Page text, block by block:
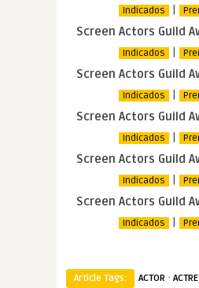
Indicados |
Screen Actors Guild
Indicados |
Screen Actors Guild
Indicados |
Screen Actors Guild
Indicados |
Screen Actors Guild
Indicados |
Screen Actors Guild
Indicados |
Article Tags: ACTOR ·